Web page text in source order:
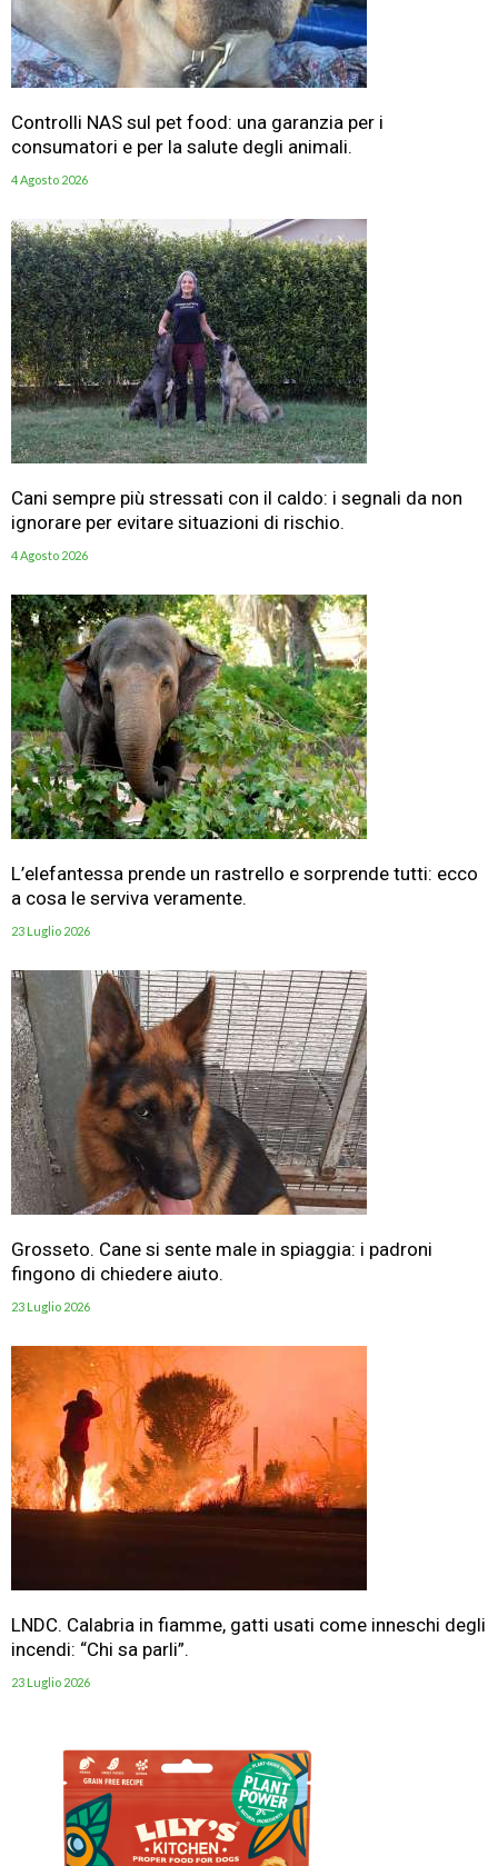
Controlli NAS sul pet food: una garanzia per i
consumatori e per la salute degli animali.
4 Agosto 2026
Cani sempre più stressati con il caldo: i segnali da non
ignorare per evitare situazioni di rischio.
4 Agosto 2026
L’elefantessa prende un rastrello e sorprende tutti: ecco
a cosa le serviva veramente.
23 Luglio 2026
Grosseto. Cane si sente male in spiaggia: i padroni
fingono di chiedere aiuto.
23 Luglio 2026
LNDC. Calabria in fiamme, gatti usati come inneschi degli
incendi: “Chi sa parli”.
23 Luglio 2026